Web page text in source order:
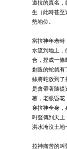
道拉的真名，
生（此時甚至
勢地位。
當拉神年老時
水流到地上，
合，捏成一條
創造的蛇就有
絲將蛇放到了
是會帶著隨從
著，老眼昏花
穿拉神全身，
叫聲傳到天上
洪水淹沒土地
拉神痛苦的叫